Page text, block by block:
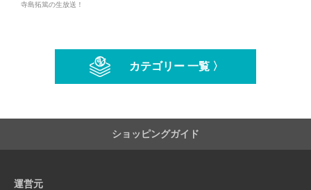
寺島拓篤の生放送！
カテゴリー 一覧 〉
ショッピングガイド
運営元